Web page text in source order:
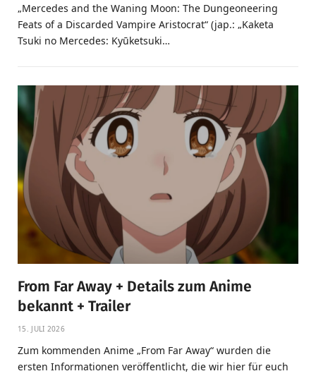
„Mercedes and the Waning Moon: The Dungeoneering
Feats of a Discarded Vampire Aristocrat“ (jap.: „Kaketa
Tsuki no Mercedes: Kyūketsuki…
From Far Away + Details zum Anime
bekannt + Trailer
15. JULI 2026
Zum kommenden Anime „From Far Away“ wurden die
ersten Informationen veröffentlicht, die wir hier für euch